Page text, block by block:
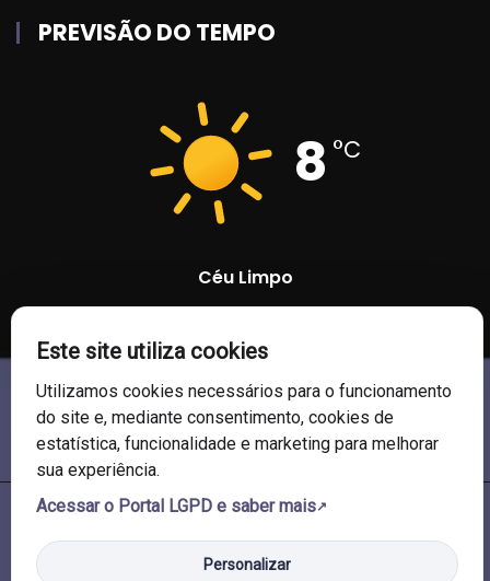
PREVISÃO DO TEMPO
8 °C
Céu Limpo
82 % 1021 mb
reservados.
Este site utiliza cookies
Utilizamos cookies necessários para o funcionamento
do site e, mediante consentimento, cookies de
estatística, funcionalidade e marketing para melhorar
sua experiência.
Acessar o Portal LGPD e saber mais
Personalizar